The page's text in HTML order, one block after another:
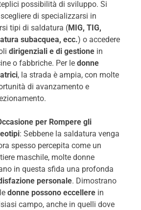
possibilità di sviluppo. Si
di specializzarsi in
tipi di saldatura (MIG, TIG,
subacquea, ecc.) o accedere
dirigenziali e di gestione in
o fabbriche. Per ledonne
, la strada è ampia, con molte
di avanzamento e
per Rompere gli
: Sebbene la saldatura venga
spesso percepita come un
maschile, molte donne
in questa sfida una profonda
personale. Dimostrano
donne possono eccellere in
campo, anche in quelli dove